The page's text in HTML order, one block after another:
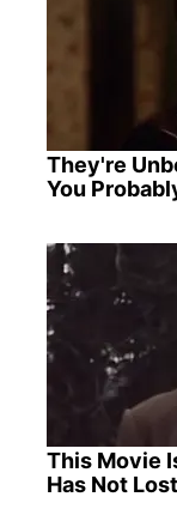
They're
You
This Movie
Has Not